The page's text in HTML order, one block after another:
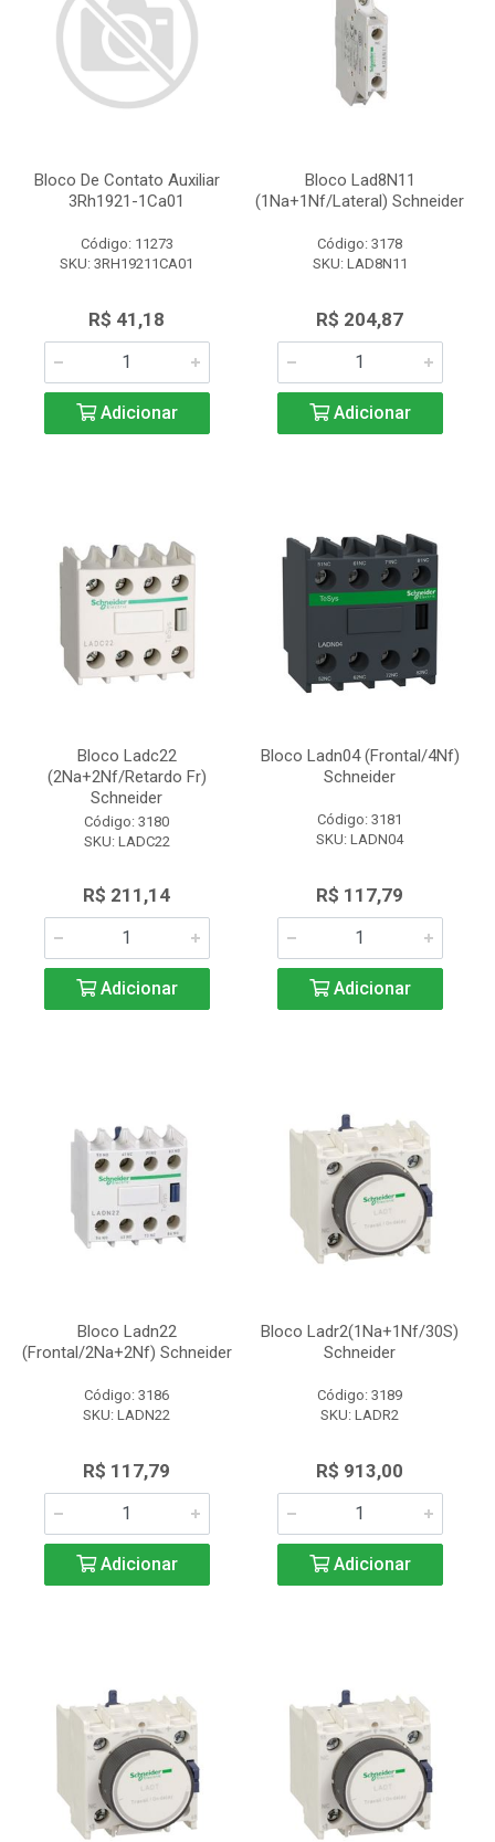
Bloco De Contato Auxiliar
3Rh1921-1Ca01
Código: 11273
SKU: 3RH19211CA01
R$ 41,18
Adicionar
Bloco Lad8N11
(1Na+1Nf/Lateral) Schneider
Código: 3178
SKU: LAD8N11
R$ 204,87
Adicionar
Bloco Ladc22
(2Na+2Nf/Retardo Fr)
Schneider
Código: 3180
SKU: LADC22
R$ 211,14
Adicionar
Bloco Ladn04 (Frontal/4Nf)
Schneider
Código: 3181
SKU: LADN04
R$ 117,79
Adicionar
Bloco Ladn22
(Frontal/2Na+2Nf) Schneider
Código: 3186
SKU: LADN22
R$ 117,79
Adicionar
Bloco Ladr2(1Na+1Nf/30S)
Schneider
Código: 3189
SKU: LADR2
R$ 913,00
Adicionar